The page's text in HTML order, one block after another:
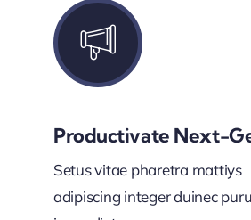
Productivate Next-
Setus vitae pharetra mattiys
adipiscing integer duinec